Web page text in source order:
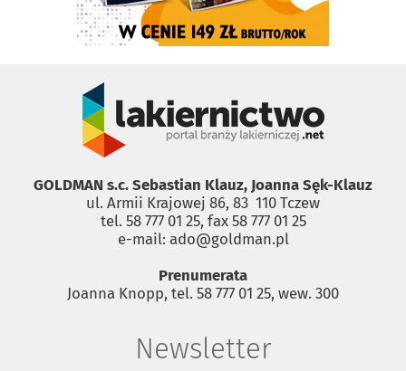
GOLDMAN s.c. Sebastian Klauz, Joanna Sęk-Klauz
ul. Armii Krajowej 86, 83 ­ 110 Tczew
tel. 58 777 01 25, fax 58 777 01 25
e-mail: ado@goldman.pl
Prenumerata
Joanna Knopp, tel. 58 777 01 25, wew. 300
Newsletter